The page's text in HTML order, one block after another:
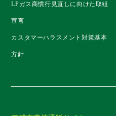
LPガス商慣行見直しに向けた取組
宣言
カスタマーハラスメント対策基本
方針